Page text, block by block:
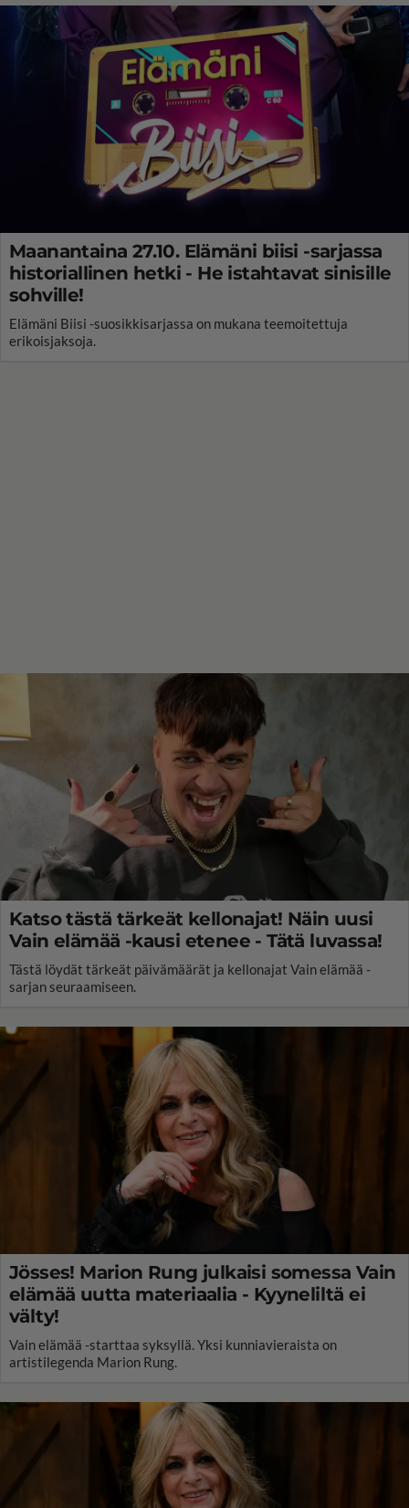
Maanantaina 27.10. Elämäni biisi -sarjassa
historiallinen hetki - He istahtavat sinisille
sohville!
Elämäni Biisi -suosikkisarjassa on mukana teemoitettuja
erikoisjaksoja.
Katso tästä tärkeät kellonajat! Näin uusi
Vain elämää -kausi etenee - Tätä luvassa!
Tästä löydät tärkeät päivämäärät ja kellonajat Vain elämää -
sarjan seuraamiseen.
Jösses! Marion Rung julkaisi somessa Vain
elämää uutta materiaalia - Kyyneliltä ei
välty!
Vain elämää -starttaa syksyllä. Yksi kunniavieraista on
artistilegenda Marion Rung.